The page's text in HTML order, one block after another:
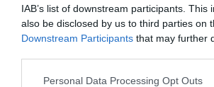
IAB’s list of downstream participants. This
also be disclosed by us to third parties on
Downstream Participants that may further
Please note that this website/app uses
Personal Data Processing Opt Outs
Értékelés:
0
/
5
5.000Ft
Értékelés:
0
/
5
5.000Ft